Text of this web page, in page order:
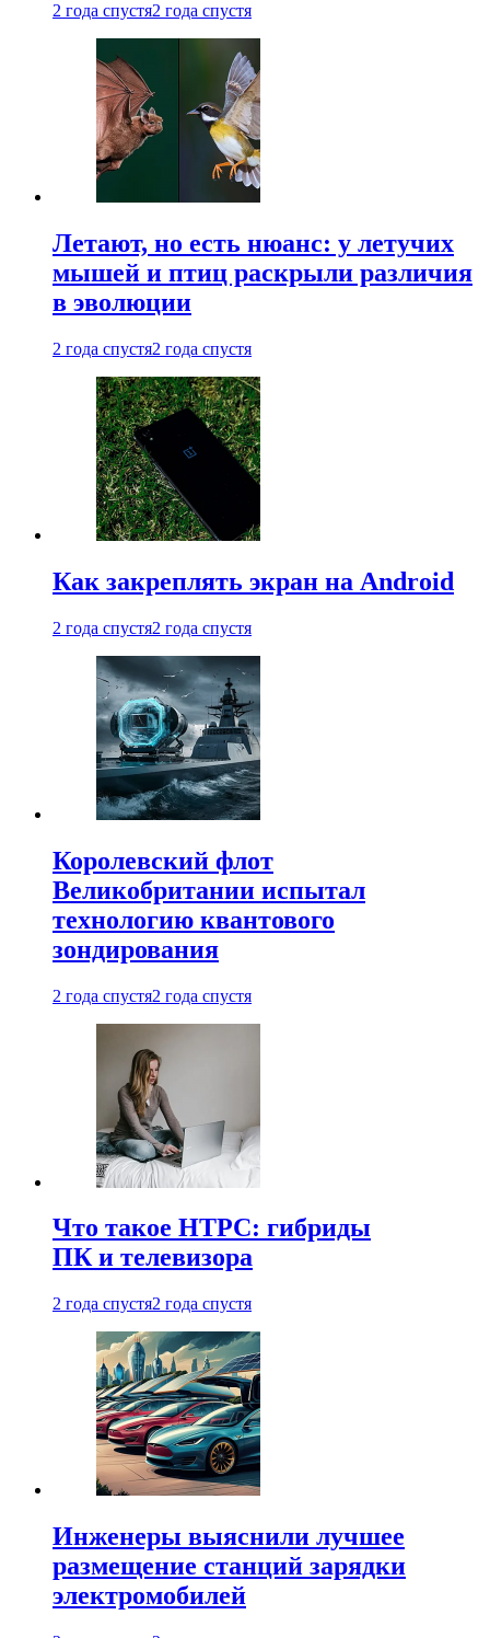
2 года спустя2 года спустя
Летают, но есть нюанс: у летучих
мышей и птиц раскрыли различия
в эволюции
2 года спустя2 года спустя
Как закреплять экран на Android
2 года спустя2 года спустя
Королевский флот
Великобритании испытал
технологию квантового
зондирования
2 года спустя2 года спустя
Что такое HTPC: гибриды
ПК и телевизора
2 года спустя2 года спустя
Инженеры выяснили лучшее
размещение станций зарядки
электромобилей